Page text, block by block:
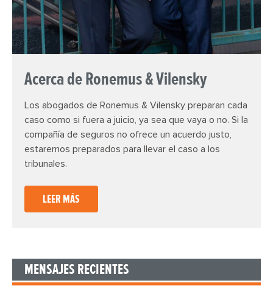
Acerca de Ronemus & Vilensky
Los abogados de Ronemus & Vilensky preparan cada
caso como si fuera a juicio, ya sea que vaya o no. Si la
compañía de seguros no ofrece un acuerdo justo,
estaremos preparados para llevar el caso a los
tribunales.
LEER MÁS
MENSAJES RECIENTES